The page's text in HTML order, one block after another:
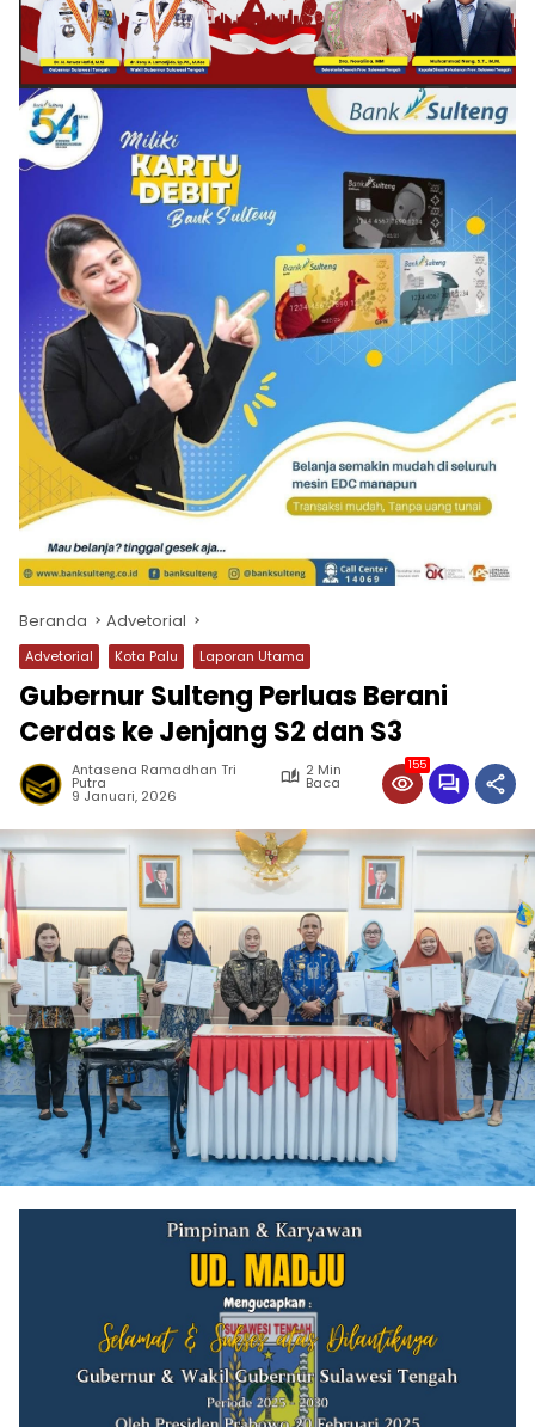
Beranda Advetorial
Advetorial Kota Palu Laporan Utama
Gubernur Sulteng Perluas Berani
Cerdas ke Jenjang S2 dan S3
Antasena Ramadhan Tri
Putra
2 Min
Baca
9 Januari, 2026
155